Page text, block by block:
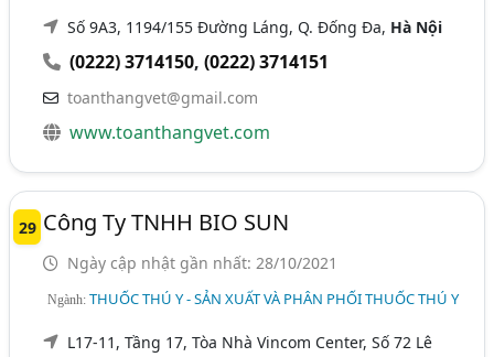
Số 9A3, 1194/155 Đường Láng, Q. Đống Đa, Hà Nội
(0222) 3714150,(0222) 3714151
toanthangvet@gmail.com
www.toanthangvet.com
29 Công Ty TNHH BIO SUN
Ngày cập nhật gần nhất: 28/10/2021
Ngành:THUỐC THÚ Y - SẢN XUẤT VÀ PHÂN PHỐI THUỐC THÚ Y
L17-11, Tầng 17, Tòa Nhà Vincom Center, Số 72 Lê